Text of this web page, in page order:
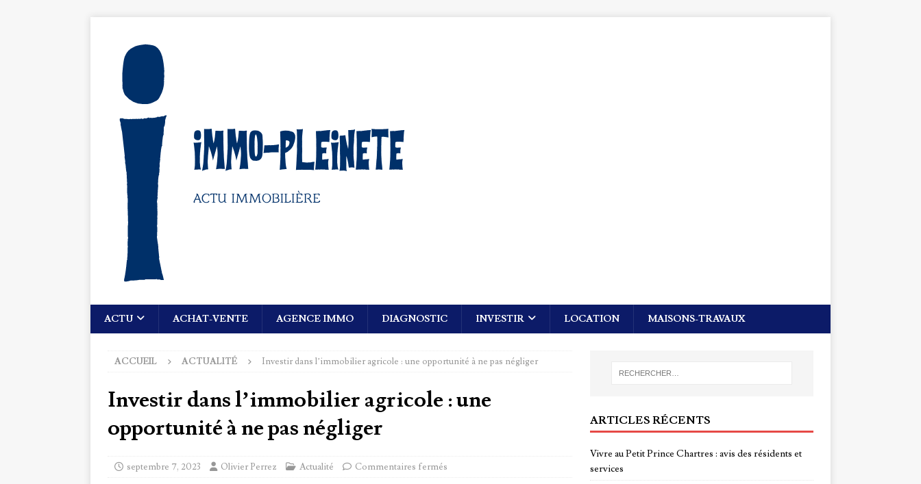
ACTU ACHAT-VENTE AGENCE IMMO DIAGNOSTIC INVESTIR LOCATION MAISONS-TRAVAUX
ACCUEIL ACTUALITÉ Investir dans l’immobilier agricole : une opportunité à ne pas négliger
Investir dans l’immobilier agricole : une
opportunité à ne pas négliger
septembre 7, 2023 Olivier Perrez Actualité Commentaires fermés
ARTICLES RÉCENTS
Vivre au Petit Prince Chartres : avis des résidents et
services